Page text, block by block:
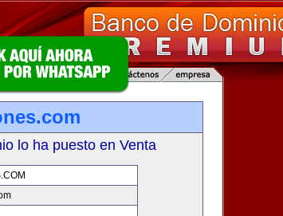
lo ha puesto en Venta